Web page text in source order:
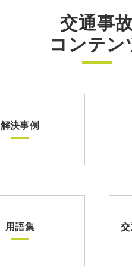
交通事
コンテン
解決事例
用語集